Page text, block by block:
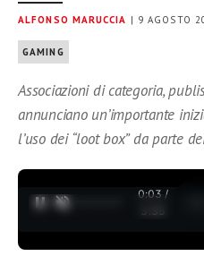
ALFONSO MARUCCIA | 9 AGOSTO
GAMING
Associazioni di categoria,
annunciano un’importante
l’uso dei “loot box” da parte
0:04 /
3:35